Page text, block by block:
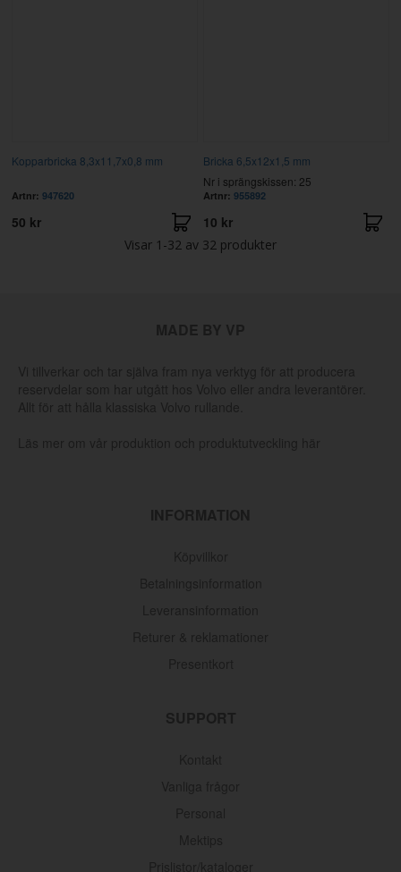
Kopparbricka 8,3x11,7x0,8 mm
Artnr: 947620
50 kr
Bricka 6,5x12x1,5 mm
Nr i sprängskissen: 25
Artnr: 955892
10 kr
Visar 1-32 av 32 produkter